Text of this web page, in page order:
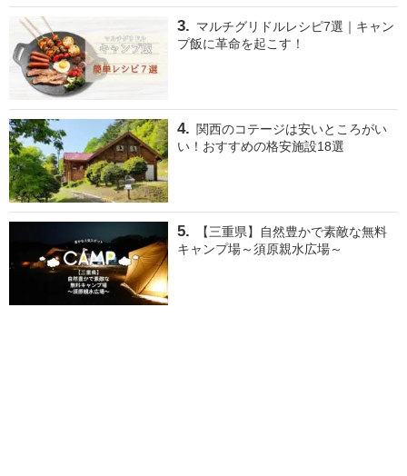
マルチグリドルレシピ7選｜キャン
プ飯に革命を起こす！
関西のコテージは安いところがい
い！おすすめの格安施設18選
【三重県】自然豊かで素敵な無料
キャンプ場～須原親水広場～